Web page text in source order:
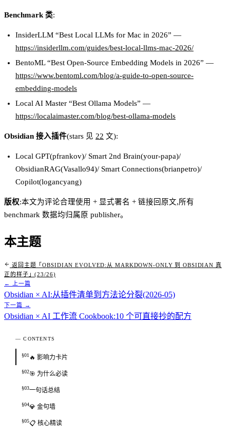
Benchmark 类:
InsiderLLM “Best Local LLMs for Mac in 2026” —
https://insiderllm.com/guides/best-local-llms-mac-2026/
BentoML “Best Open-Source Embedding Models in 2026” —
https://www.bentoml.com/blog/a-guide-to-open-source-
embedding-models
Local AI Master “Best Ollama Models” —
https://localaimaster.com/blog/best-ollama-models
Obsidian 接入插件(stars 见 22 文):
Local GPT(pfrankov)/ Smart 2nd Brain(your-papa)/
ObsidianRAG(Vasallo94)/ Smart Connections(brianpetro)/
Copilot(logancyang)
版权:本文为评论合理使用 + 显式署名 + 链接回原文,所有
benchmark 数据均归属原 publisher。
本主题
返回主题「OBSIDIAN EVOLVED:从 MARKDOWN-ONLY 到 OBSIDIAN 真
正的样子」(23/26)
← 上一篇
Obsidian × AI:从插件清单到方法论分裂(2026-05)
下一篇 →
Obsidian × AI 工作流 Cookbook:10 个可直接抄的配方
— CONTENTS
§01 🔥 影响力卡片
§02🎯 为什么必读
§03一句话总结
§04💎 金句墙
§05📋 核心精读